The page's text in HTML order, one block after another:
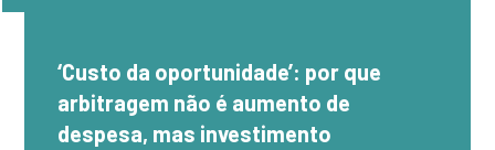
‘Custo da oportunidade’: por que
arbitragem não é aumento de
despesa, mas investimento